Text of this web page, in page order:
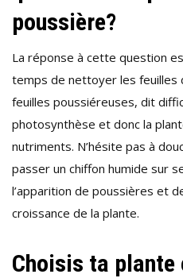
poussière?
La réponse à cette question
temps de nettoyer les feuilles
feuilles poussiéreuses, dit
photosynthèse et donc la
nutriments. N’hésite pas à
passer un chiffon humide sur
l’apparition de poussières et
croissance de la plante.
Choisis ta plante